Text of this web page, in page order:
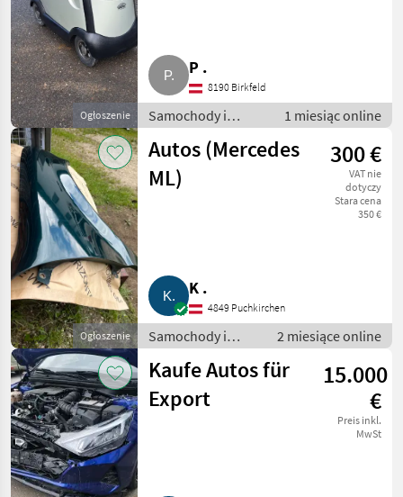
Ogłoszenie
P .
8190 Birkfeld
Samochody i
motocykle / Inne
samochody i
motocykle
1 miesiąc online
Ogłoszenie
Autos (Mercedes
ML)
300 €
VAT nie
dotyczy
Stara cena
350 €
K .
4849 Puchkirchen
Samochody i
motocykle / Inne
samochody i
motocykle
2 miesiące online
Kaufe Autos für
Export
15.000
€
Preis inkl.
MwSt